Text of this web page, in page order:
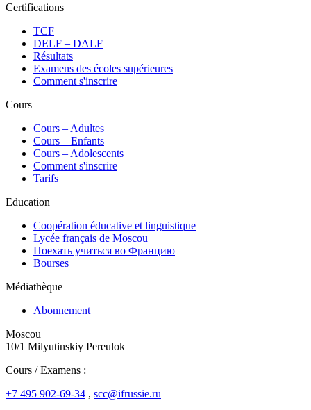
Certifications
TCF
DELF – DALF
Résultats
Examens des écoles supérieures
Comment s'inscrire
Cours
Сours – Adultes
Cours – Enfants
Cours – Adolescents
Comment s'inscrire
Tarifs
Education
Coopération éducative et linguistique
Lycée français de Moscou
Поехать учиться во Францию
Bourses
Médiathèque
Abonnement
Moscou
10/1 Milyutinskiy Pereulok
Cours / Examens :
+7 495 902-69-34 , scc@ifrussie.ru